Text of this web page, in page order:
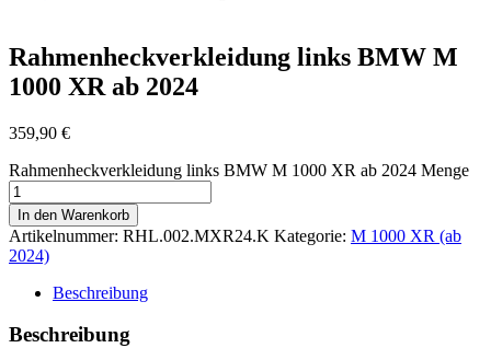
Rahmenheckverkleidung links BMW M
1000 XR ab 2024
359,90 €
Rahmenheckverkleidung links BMW M 1000 XR ab 2024 Menge
In den Warenkorb
Artikelnummer: RHL.002.MXR24.K Kategorie: M 1000 XR (ab
2024)
Beschreibung
Beschreibung